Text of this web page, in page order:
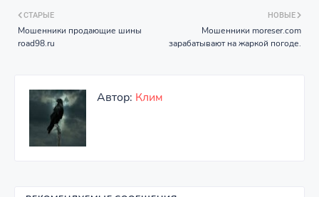
НОВЫЕ
Мошенники moreser.com
зарабатывают на жаркой погоде.
СТАРЫЕ
Мошенники продающие шины
road98.ru
Автор: Клим